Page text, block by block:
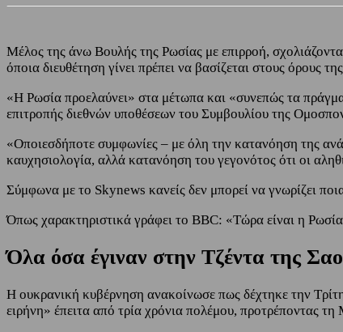
Μέλος της άνω Βουλής της Ρωσίας με επιρροή,
όποια διευθέτηση γίνει πρέπει να βασίζεται στους όρους
«Η Ρωσία προελαύνει» στα μέτωπα και «συνεπώς τα
επιτροπής διεθνών υποθέσεων του Συμβουλίου της
«Οποιεσδήποτε συμφωνίες – με όλη την κατανόηση της
καυχησιολογία, αλλά κατανόηση του γεγονότος ότι οι
Σύμφωνα με το Skynews κανείς δεν μπορεί να γνωρίζει
Όπως χαρακτηριστικά γράφει το BBC: «Τώρα είναι η
Όλα όσα έγιναν στην Τζέντα της
Η ουκρανική κυβέρνηση ανακοίνωσε πως δέχτηκε την
ειρήνη» έπειτα από τρία χρόνια πολέμου, προτρέποντας